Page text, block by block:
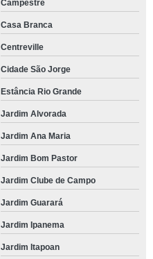
Campestre
Casa Branca
Centreville
Cidade São Jorge
Estância Rio Grande
Jardim Alvorada
Jardim Ana Maria
Jardim Bom Pastor
Jardim Clube de Campo
Jardim Guarará
Jardim Ipanema
Jardim Itapoan